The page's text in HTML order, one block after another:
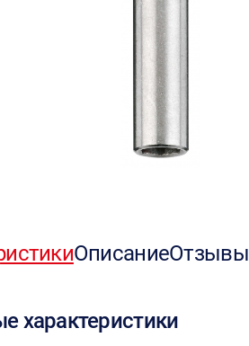
ОписаниеОтзывы
характеристики